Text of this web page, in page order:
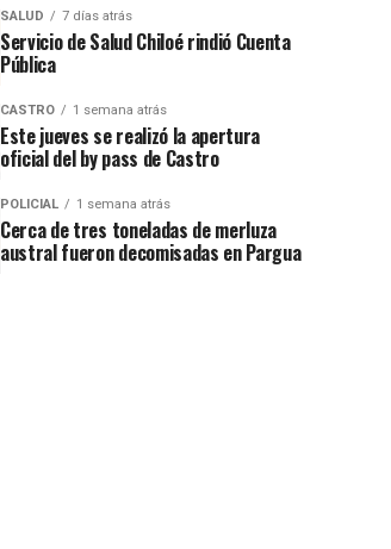
SALUD 7 días atrás
Servicio de Salud Chiloé rindió Cuenta
Pública
CASTRO 1 semana atrás
Este jueves se realizó la apertura
oficial del by pass de Castro
POLICIAL 1 semana atrás
Cerca de tres toneladas de merluza
austral fueron decomisadas en Pargua